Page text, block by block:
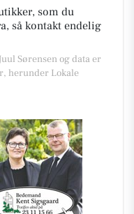
som du
så kontakt endelig
Sørensen og data er
herunder Lokale